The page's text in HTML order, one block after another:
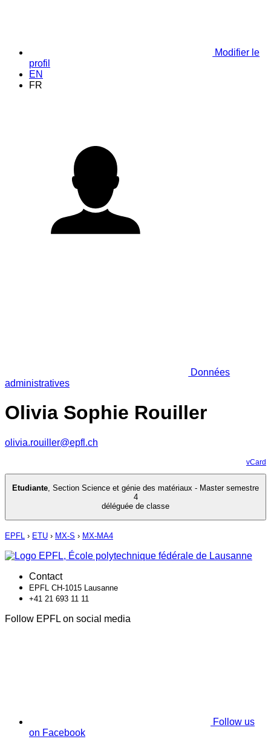
Modifier le
profil
EN
FR
Données
administratives
Olivia Sophie Rouiller
olivia.rouiller@epfl.ch
vCard
Etudiante, Section Science et génie des matériaux - Master semestre
4
déléguée de classe
EPFL › ETU › MX-S › MX-MA4
Contact
EPFL CH-1015 Lausanne
+41 21 693 11 11
Follow EPFL on social media
Follow us
on Facebook